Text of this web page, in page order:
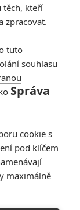
není
těch, kteří
zpracovat.
tuto
souhlasu
Správa
cookie s
pod klíčem
maximálně